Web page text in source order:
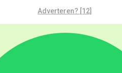
Adverteren? [12]